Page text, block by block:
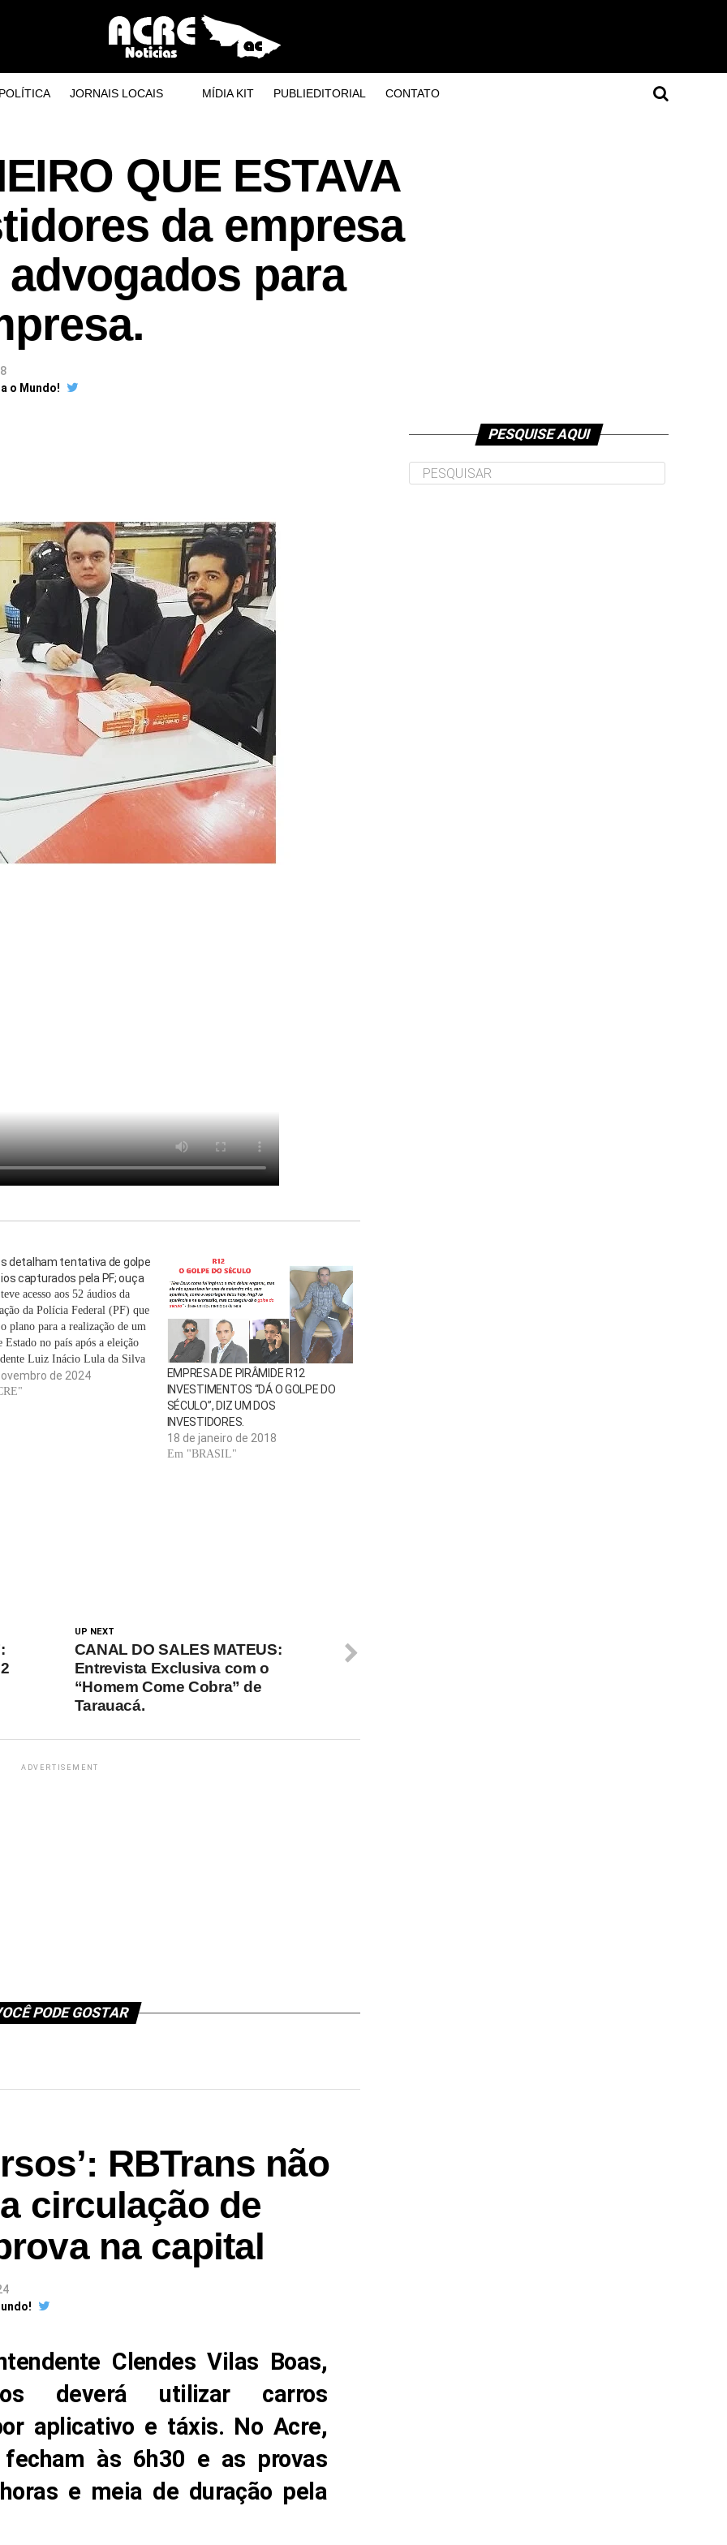
POLÍTICA JORNAIS LOCAIS MÍDIA KIT PUBLIEDITORIAL CONTATO
QUE ESTAVA
da empresa
para
o Mundo!
detalham tentativa de golpe
capturados pela PF; ouça
acesso aos 52 áudios da
da Polícia Federal (PF) que
plano para a realização de um
Estado no país após a eleição
Luiz Inácio Lula da Silva
2022.As gravações revelam
entre Mauro Cid, tenente-
de 2024
EMPRESA DE PIRÂMIDE R12
INVESTIMENTOS “DÁ O GOLPE DO
SÉCULO”, DIZ UM DOS
INVESTIDORES.
18 de janeiro de 2018
Em "BRASIL"
UP NEXT
CANAL DO SALES MATEUS:
Entrevista Exclusiva com o
“Homem Come Cobra” de
Tarauacá.
ADVERTISEMENT
PODE GOSTAR
RBTrans não
circulação de
na capital
Clendes Vilas Boas,
deverá utilizar carros
aplicativo e táxis. No Acre,
às 6h30 e as provas
e meia de duração pela
PESQUISE AQUI